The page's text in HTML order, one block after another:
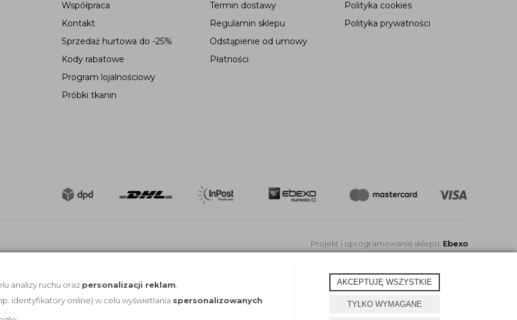
analizy ruchu oraz personalizacji reklam
identyfikatory online) w celu wyświetlania spersonalizowanych
AKCEPTUJĘ WSZYSTKIE
TYLKO WYMAGANE
Współpraca
Kontakt
Sprzedaż hurtowa do -25%
Kody rabatowe
Program lojalnościowy
Próbki tkanin
Termin dostawy
Regulamin sklepu
Odstąpienie od umowy
Płatności
Polityka cookies
Polityka prywatności
Projekt i oprogramowanie sklepu: Ebexo